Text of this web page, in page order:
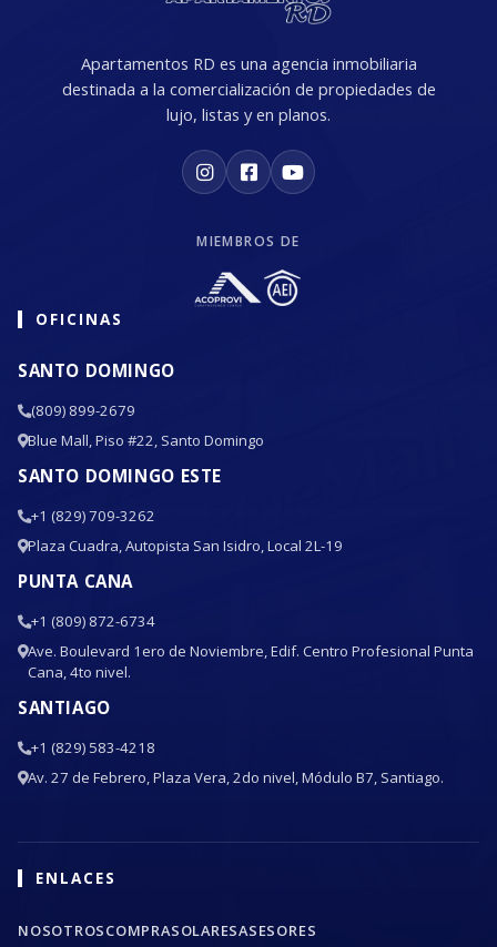
Apartamentos RD es una agencia inmobiliaria
destinada a la comercialización de propiedades de
lujo, listas y en planos.
MIEMBROS DE
OFICINAS
SANTO DOMINGO
(809) 899-2679
Blue Mall, Piso #22, Santo Domingo
SANTO DOMINGO ESTE
+1 (829) 709-3262
Plaza Cuadra, Autopista San Isidro, Local 2L-19
PUNTA CANA
+1 (809) 872-6734
Ave. Boulevard 1ero de Noviembre, Edif. Centro Profesional Punta
Cana, 4to nivel.
SANTIAGO
+1 (829) 583-4218
Av. 27 de Febrero, Plaza Vera, 2do nivel, Módulo B7, Santiago.
ENLACES
NOSOTROSCOMPRASOLARESASESORES